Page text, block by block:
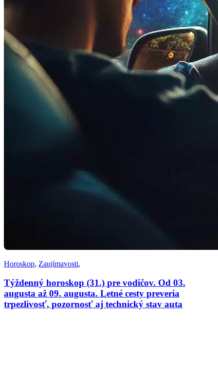
Horoskop, Zaujímavosti,
Týždenný horoskop (31.) pre vodičov. Od 03.
augusta až 09. augusta. Letné cesty preveria
trpezlivosť, pozornosť aj technický stav auta